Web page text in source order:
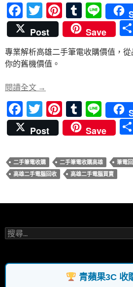
F
ac
e
b
o
o
k
T
w
itt
er
Pi
nt
er
es
T
u
m
bl
Li
n
e
Post
Save
專業解析高雄二手筆電收購價值，
你的舊機價值。
閱讀全文 如何選擇高雄二手筆電回
→
F
ac
e
b
o
k
T
w
itt
er
Pi
nt
er
es
t
T
u
m
bl
r
Li
n
e
Post
Save
二手筆電收購 二手筆電收購高雄 筆電
高雄二手電腦回收
高雄二手電腦買賣
搜
尋
字:
青蘋果3C 收